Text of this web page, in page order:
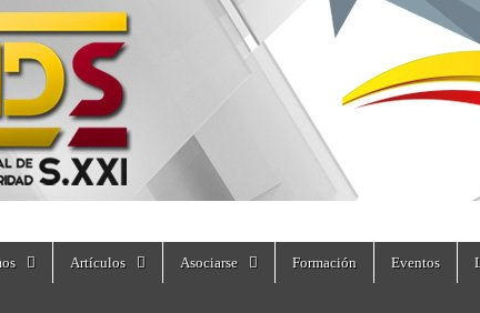
Artículos Asociarse Formación Eventos